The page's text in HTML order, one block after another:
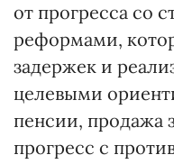
от прогресса со
реформами,
задержек и
целевыми
пенсии, продажа
прогресс с